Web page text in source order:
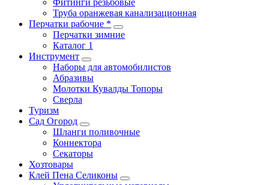
Труба оранжевая канализационная
Перчатки рабочие *
Перчатки зимние
Каталог 1
Инструмент
Наборы для автомобилистов
Абразивы
Молотки Кувалды Топоры
Сверла
Туризм
Сад Огород
Шланги поливочные
Коннектора
Секаторы
Хозтовары
Клей Пена Селиконы